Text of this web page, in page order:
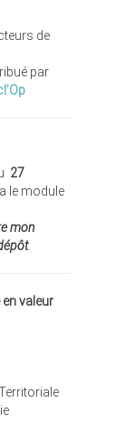
de
par
27
le module
mon
.
valeur